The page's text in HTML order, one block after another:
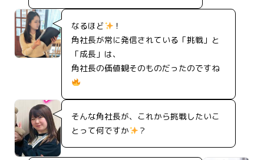
なるほど
！
角社長が常に発信されている「挑戦」と
「成長」は、
角社長の価値観そのものだったのですね
そんな角社長が、これから挑戦したいこ
とって何ですか
？